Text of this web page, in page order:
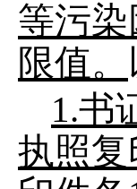
等污
限值。
1.书
执照复